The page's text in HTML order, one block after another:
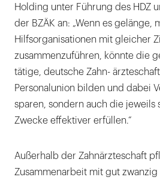
Holding unter Führung des HDZ
der BZÄK an: „Wenn es gelänge,
Hilfsorganisationen mit gleicher
zusammenzuführen, könnte die
tätige, deutsche Zahn-
Personalunion bilden und dabei
sparen, sondern auch die jeweils
Zwecke effektiver erfüllen.“
Außerhalb der Zahnärzteschaft
Zusammenarbeit mit gut zwanzig